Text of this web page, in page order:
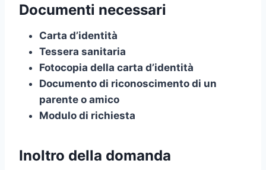
Documenti necessari
Carta d’identità
Tessera sanitaria
Fotocopia della carta d’identità
Documento di riconoscimento di un
parente o amico
Modulo di richiesta
Inoltro della domanda